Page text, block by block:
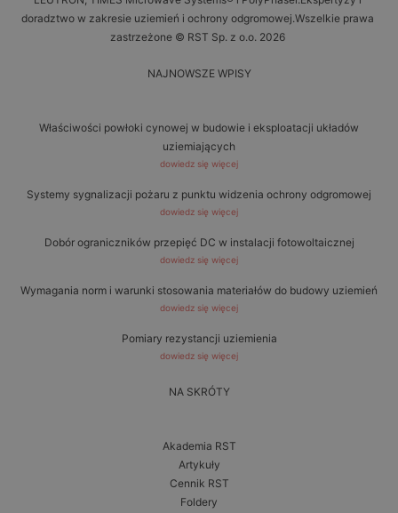
doradztwo w zakresie uziemień i ochrony odgromowej.Wszelkie prawa
zastrzeżone © RST Sp. z o.o. 2026
NAJNOWSZE WPISY
Właściwości powłoki cynowej w budowie i eksploatacji układów
uziemiających
dowiedz się więcej
Systemy sygnalizacji pożaru z punktu widzenia ochrony odgromowej
dowiedz się więcej
Dobór ograniczników przepięć DC w instalacji fotowoltaicznej
dowiedz się więcej
Wymagania norm i warunki stosowania materiałów do budowy uziemień
dowiedz się więcej
Pomiary rezystancji uziemienia
dowiedz się więcej
NA SKRÓTY
Akademia RST
Artykuły
Cennik RST
Foldery